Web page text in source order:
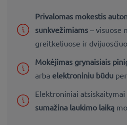
Privalomas mokestis
sunkvežimiams – visuose
greitkeliuose ir
Mokėjimas grynaisiais
arba elektroniniu būdu
Elektroniniai atsiskaitymai
sumažina laukimo laiką